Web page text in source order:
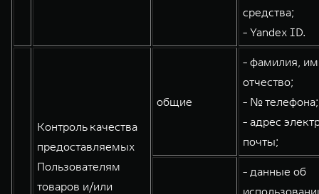
средства;
- Yandex ID.
Контроль качества
предоставляемых
Пользователям
товаров и/или
общие
- фамилия,
отчество;
- № телефона;
- адрес
почты;
- данные об